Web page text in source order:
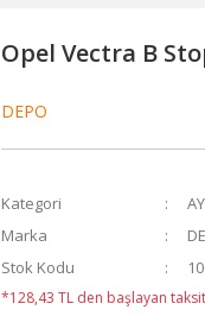
Opel Vectra B
DEPO
Kategori
Marka
Stok Kodu
*128,43 TL den başlayan